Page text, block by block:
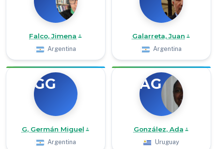
Falco, Jimena
Argentina
Galarreta, Juan
Argentina
GG
G, Germán Miguel
Argentina
AG
González, Ada
Uruguay